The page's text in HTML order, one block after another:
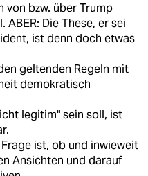
von bzw. über Trump
ABER: Die These, er sei
ist denn doch etwas
geltenden Regeln mit
demokratisch
legitim" sein soll, ist
Frage ist, ob und inwieweit
Ansichten und darauf